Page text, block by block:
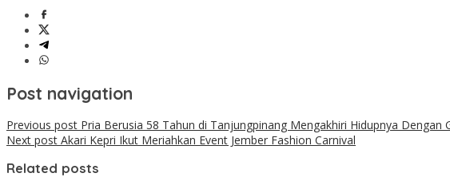
Post navigation
Previous post Pria Berusia 58 Tahun di Tanjungpinang Mengakhiri Hidupnya Dengan
Next post Akari Kepri Ikut Meriahkan Event Jember Fashion Carnival
Related posts